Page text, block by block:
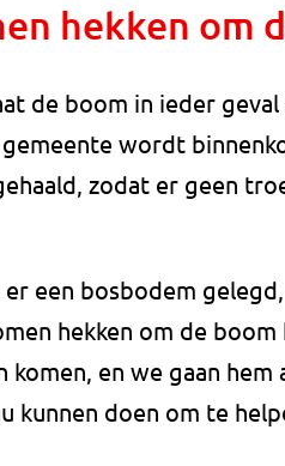
hekken om
de boom in ieder
gemeente wordt
zodat er geen
een bosbodem
hekken om de
komen, en we gaan
kunnen doen om te